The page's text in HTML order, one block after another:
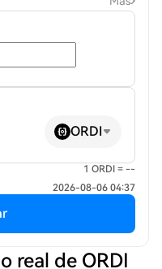
ORDI
1 ORDI = --
2026-08-06 04:37
real de ORDI